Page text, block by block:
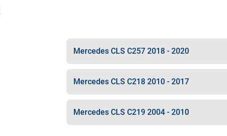
Mercedes CLS C257 2018 - 2020
Mercedes CLS C218 2010 - 2017
Mercedes CLS C219 2004 - 2010